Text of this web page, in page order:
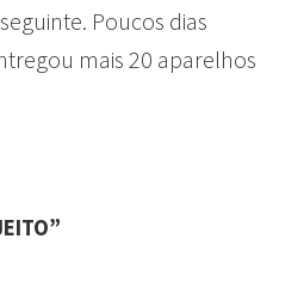
Poucos dias
mais 20 aparelhos